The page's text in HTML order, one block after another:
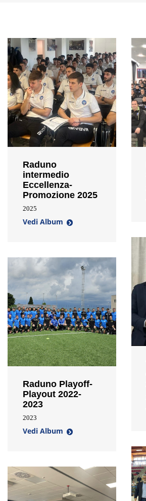
Raduno
intermedio
Eccellenza-
Promozione 2025
2025
Vedi Album
Raduno Playoff-
Playout 2022-
2023
2023
Vedi Album